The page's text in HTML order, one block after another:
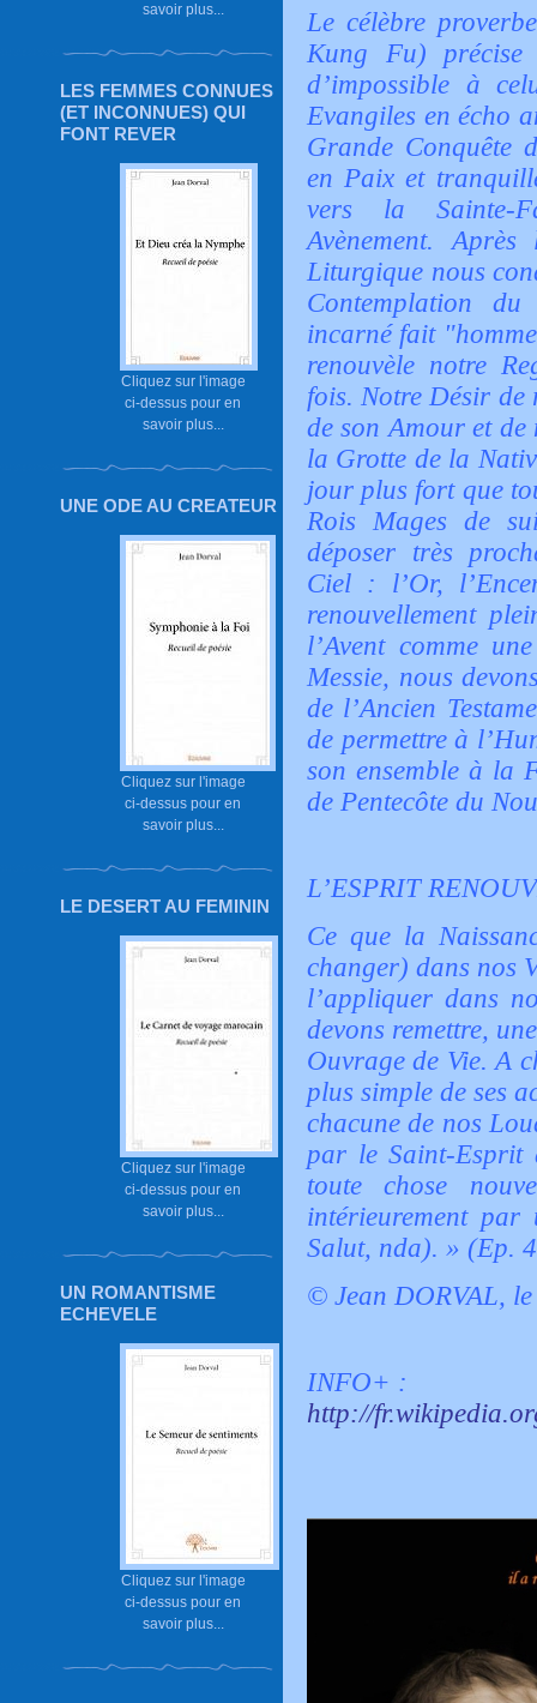
savoir plus...
LES FEMMES CONNUES
(ET INCONNUES) QUI
FONT REVER
Cliquez sur l'image
ci-dessus pour en
savoir plus...
UNE ODE AU CREATEUR
Cliquez sur l'image
ci-dessus pour en
savoir plus...
LE DESERT AU FEMININ
Cliquez sur l'image
ci-dessus pour en
savoir plus...
UN ROMANTISME
ECHEVELE
Cliquez sur l'image
ci-dessus pour en
savoir plus...
Le célèbre
Kung Fu)
d’impossible à
Evangiles en écho
Grande Conquête
en Paix et
vers la Sainte-
Avènement.
Liturgique nous
Contemplation
incarné fait
renouvèle notre
fois. Notre Désir de
de son Amour et
la Grotte de la
jour plus fort que
Rois Mages de
déposer très
Ciel : l’Or,
renouvellement
l’Avent comme
Messie, nous
de l’Ancien
de permettre à
son ensemble à la
de Pentecôte du
L’ESPRIT
Ce que la
changer) dans nos
l’appliquer dans
devons remettre,
Ouvrage de Vie. A
plus simple de ses
chacune de nos
par le Saint-
toute chose
intérieurement
Salut, nda). » (Ep.
© Jean DORVAL,
INFO+ :
http://